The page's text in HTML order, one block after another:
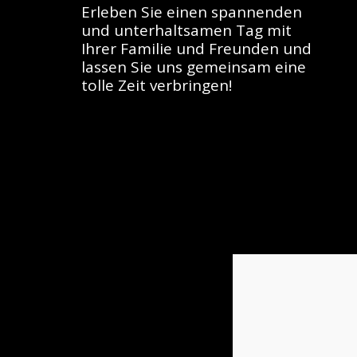
Erleben Sie einen spannenden
und unterhaltsamen Tag mit
Ihrer Familie und Freunden und
lassen Sie uns gemeinsam eine
tolle Zeit verbringen!